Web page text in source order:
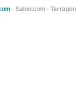
· Salou.com ·